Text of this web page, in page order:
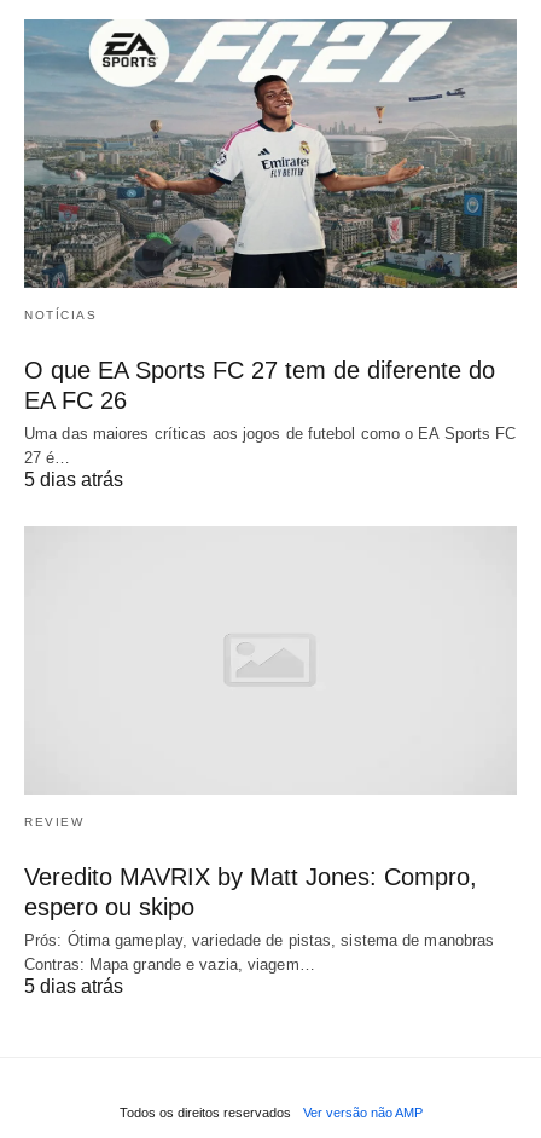
NOTÍCIAS
O que EA Sports FC 27 tem de diferente do
EA FC 26
Uma das maiores críticas aos jogos de futebol como o EA Sports FC
27 é…
5 dias atrás
REVIEW
Veredito MAVRIX by Matt Jones: Compro,
espero ou skipo
Prós: Ótima gameplay, variedade de pistas, sistema de manobras
Contras: Mapa grande e vazia, viagem…
5 dias atrás
Todos os direitos reservados Ver versão não AMP